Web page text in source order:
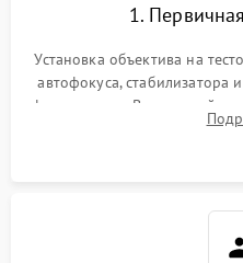
1.
Установка объектива на
автофокуса, стабилизатора
фокусировки. Визуальный
грибка, пыли и оценка